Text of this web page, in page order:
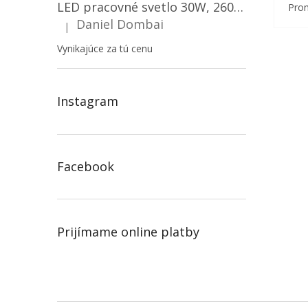
LED pracovné svetlo 30W, 2600LM, 12V/24V, IP67/2-PACK! [LB0087]
Hodnotenie produktu je 5 z 5 hviezdičiek.
| Daniel Dombai
Vynikajúce za tú cenu
Instagram
Facebook
Prijímame online platby